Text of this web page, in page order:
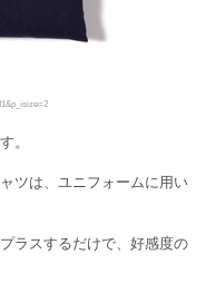
。
ツは、ユニフォームに用い
ラスするだけで、好感度の